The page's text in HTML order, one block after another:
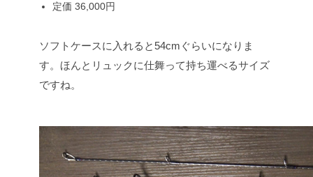
定価 36,000円
ソフトケースに入れると54cmぐらいになりま
す。ほんとリュックに仕舞って持ち運べるサイズ
ですね。